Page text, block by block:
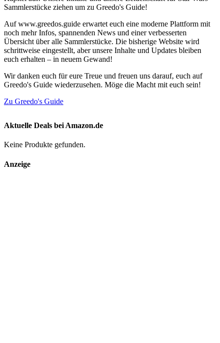
Sammlerstücke ziehen um zu Greedo's Guide!
Auf www.greedos.guide erwartet euch eine moderne Plattform mit
noch mehr Infos, spannenden News und einer verbesserten
Übersicht über alle Sammlerstücke. Die bisherige Website wird
schrittweise eingestellt, aber unsere Inhalte und Updates bleiben
euch erhalten – in neuem Gewand!
Wir danken euch für eure Treue und freuen uns darauf, euch auf
Greedo's Guide wiederzusehen. Möge die Macht mit euch sein!
Zu Greedo's Guide
Aktuelle Deals bei Amazon.de
Keine Produkte gefunden.
Anzeige